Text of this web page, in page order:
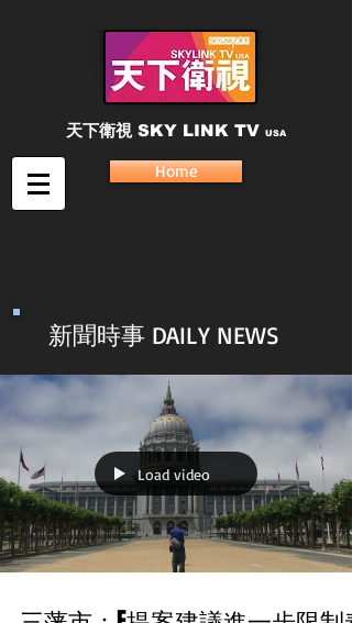
天下衛視 SKY LINK TV USA
Home
新聞時事 DAILY NEWS
Load video